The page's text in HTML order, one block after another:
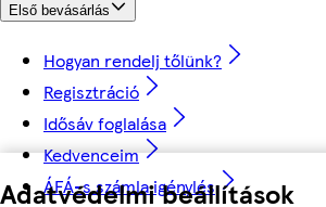
Adatvédelmi beállítások
Első bevásárlás
Hogyan rendelj tőlünk?
Regisztráció
Idősáv foglalása
Kedvenceim
ÁFÁ-s számla igénylés